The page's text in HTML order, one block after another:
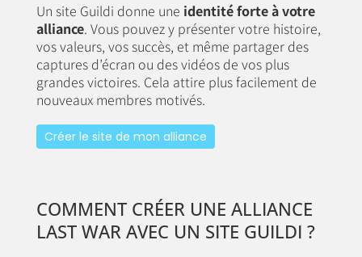
Un site Guildi donne une identité forte à votre
alliance. Vous pouvez y présenter votre histoire,
vos valeurs, vos succès, et même partager des
captures d’écran ou des vidéos de vos plus
grandes victoires. Cela attire plus facilement de
nouveaux membres motivés.
Créer le site de mon alliance
COMMENT CRÉER UNE ALLIANCE
LAST WAR AVEC UN SITE GUILDI ?